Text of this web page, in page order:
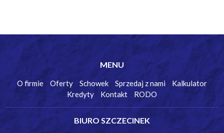
MENU
O firmie Oferty Schowek Sprzedaj z nami
Kalkulator
Kredyty
Kontakt RODO
BIURO SZCZECINEK